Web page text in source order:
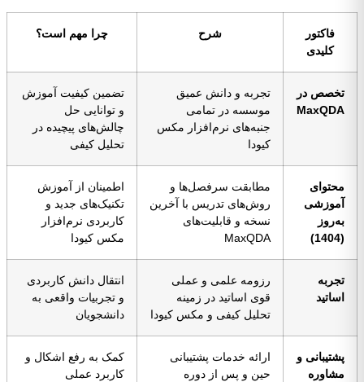
فاکتور
کلیدی
شرح چرا مهم است؟
تخصص در
MaxQDA
تجربه و دانش عمیق
موسسه در تمامی
جنبه‌های نرم‌افزار مکس
کیودا
تضمین کیفیت آموزش
و توانایی حل
چالش‌های پیچیده در
تحلیل کیفی
محتوای
آموزشی
به‌روز
(1404)
مطابقت سرفصل‌ها و
روش‌های تدریس با آخرین
نسخه‌ و قابلیت‌های
MaxQDA
اطمینان از آموزش
تکنیک‌های جدید و
کاربردی نرم‌افزار
مکس کیودا
تجربه
اساتید
رزومه علمی و عملی
قوی اساتید در زمینه
تحلیل کیفی و مکس کیودا
انتقال دانش کاربردی
و تجربیات واقعی به
دانشجویان
پشتیبانی و
مشاوره
ارائه خدمات پشتیبانی
حین و پس از دوره
کمک به رفع اشکال و
کاربرد عملی